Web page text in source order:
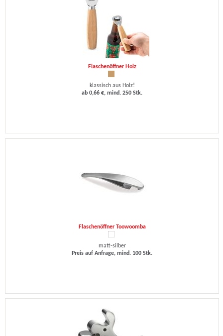
Flaschenöffner Holz
klassisch aus Holz!
ab 0,66 €, mind. 250 Stk.
Flaschenöffner Toowoomba
matt-silber
Preis auf Anfrage, mind. 100 Stk.